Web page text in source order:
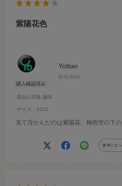
Yottan
年代:60代
商品の用途:趣味
サイズ：4215
紫陽花色
見て浮かんだのは紫陽花、梅雨空の下
参考にな